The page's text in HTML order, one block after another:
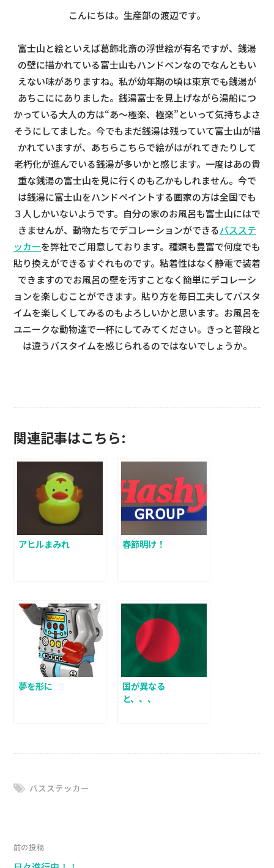
こんにちは。生産部の渡辺です。
富士山と絵といえば葛飾北斎の浮世絵が有名ですが、銭湯
の壁に描かれている富士山もハンドペンなのでなんともい
えない味がありますね。私が幼年期の頃は東京でも銭湯が
あちこににありました。銭湯富士を見上げながら湯船につ
かっている大人の方は“あ～極楽、極楽”といって気持ちよさ
そうにしてました。今でもまだ銭湯は残っていて富士山が描
かれていますが、あちらこちらで絵がはがれてきたりして
老朽化が進んでいる銭湯が多いかと感じます。一度はあの貴
重な銭湯の富士山を見に行くのも乙かもしれません。今で
は銭湯に富士山をハンドペイントする画家の方は全国でも
３人しかいないようです。自分の家のお風呂も富士山にはで
きませんが、動物たちでデコレーションができるバスステ
ッカーを弊社でご用意しております。種類も豊富で何度でも
貼り換えができるすぐれものです。粘着性はなく静電で装着
できますのでお風呂の壁を汚すことなく簡単にデコレーシ
ョンを楽しむことができます。貼り方を毎日工夫してバスタ
イムを楽しくしてみるのもよろしいかと思います。お風呂を
ユニークな動物達で一杯にしてみてください。きっと普段と
は違うバスタイムを感じられるのではないでしょうか。
関連記事はこちら:
アヒルまみれ 春節明け！
夢を形に
国が異なる
と、、、
バスステッカー
前の投稿